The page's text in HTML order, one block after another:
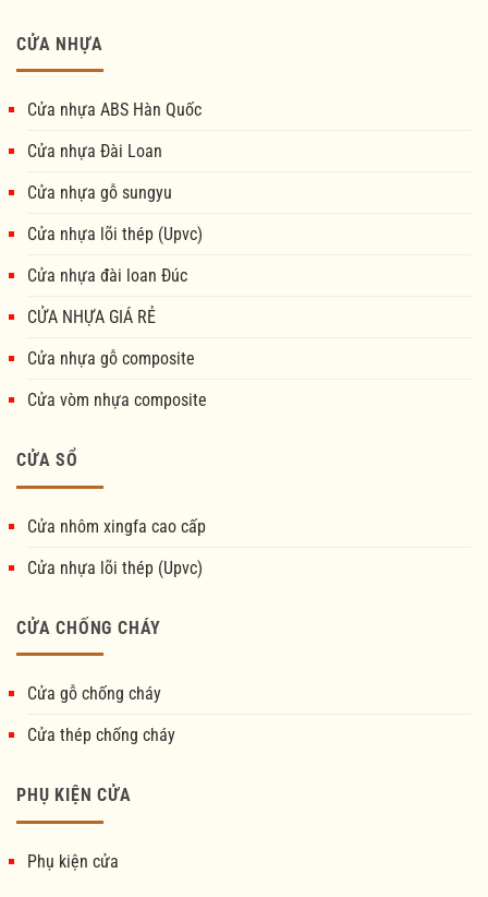
CỬA NHỰA
Cửa nhựa ABS Hàn Quốc
Cửa nhựa Đài Loan
Cửa nhựa gỗ sungyu
Cửa nhựa lõi thép (Upvc)
Cửa nhựa đài loan Đúc
CỬA NHỰA GIÁ RẺ
Cửa nhựa gỗ composite
Cửa vòm nhựa composite
CỬA SỔ
Cửa nhôm xingfa cao cấp
Cửa nhựa lõi thép (Upvc)
CỬA CHỐNG CHÁY
Cửa gỗ chống cháy
Cửa thép chống cháy
PHỤ KIỆN CỬA
Phụ kiện cửa